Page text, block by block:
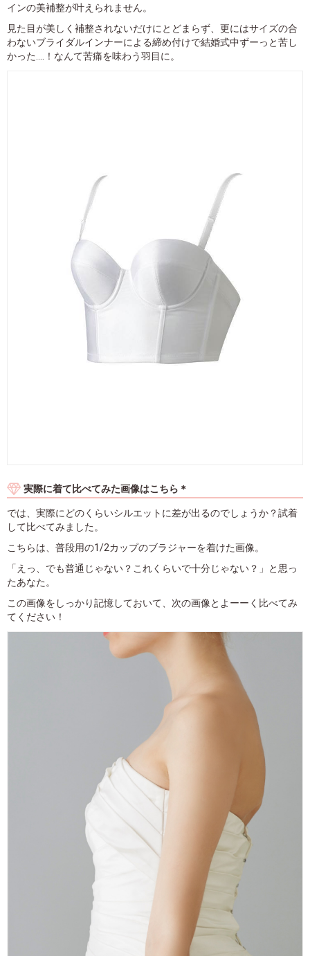
インの美補整が叶えられません。
見た目が美しく補整されないだけにとどまらず、更にはサイズの合
わないブライダルインナーによる締め付けで結婚式中ずーっと苦し
かった....！なんて苦痛を味わう羽目に。
実際に着て比べてみた画像はこちら＊
では、実際にどのくらいシルエットに差が出るのでしょうか？試着
して比べてみました。
こちらは、普段用の1/2カップのブラジャーを着けた画像。
「えっ、でも普通じゃない？これくらいで十分じゃない？」と思っ
たあなた。
この画像をしっかり記憶しておいて、次の画像とよーーく比べてみ
てください！